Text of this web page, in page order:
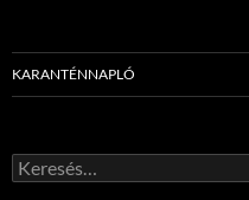
KARANTÉNNAPLÓ
Keresés: